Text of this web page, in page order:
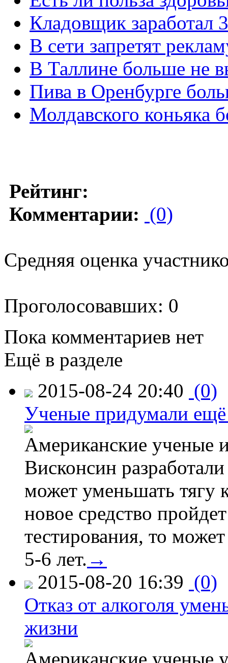
Кладовщик заработал
В сети запретят
В Таллине больше не
Пива в Оренбурге
Молдавского коньяка
Рейтинг:
Комментарии: (0)
Средняя оценка
Проголосовавших: 0
Пока комментариев нет
Ещё в разделе
2015-08-24 20:40 (0)
Ученые придумали ещё
Американские ученые
Висконсин
может уменьшать тягу
новое средство
тестирования, то
5-6 лет. →
2015-08-20 16:39 (0)
Отказ от алкоголя
жизни
Американские ученые